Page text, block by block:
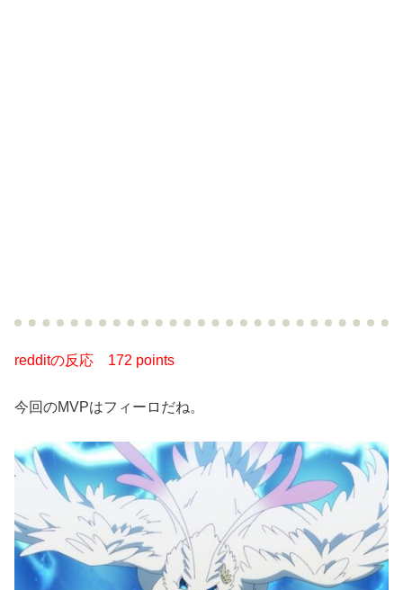
redditの反応 172 points
今回のMVPはフィーロだね。